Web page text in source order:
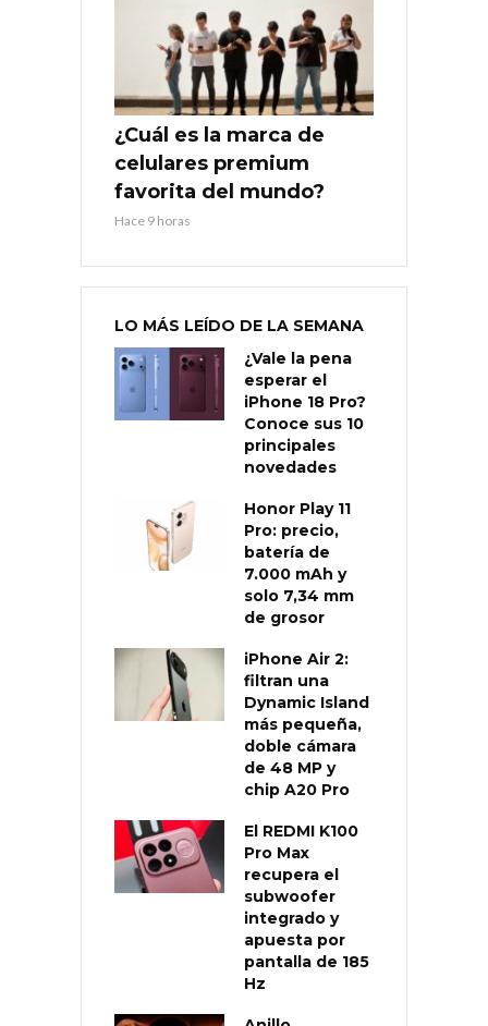
¿Cuál es la marca de
celulares premium
favorita del mundo?
Hace 9 horas
LO MÁS LEÍDO DE LA SEMANA
¿Vale la pena
esperar el
iPhone 18 Pro?
Conoce sus 10
principales
novedades
Honor Play 11
Pro: precio,
batería de
7.000 mAh y
solo 7,34 mm
de grosor
iPhone Air 2:
filtran una
Dynamic Island
más pequeña,
doble cámara
de 48 MP y
chip A20 Pro
El REDMI K100
Pro Max
recupera el
subwoofer
integrado y
apuesta por
pantalla de 185
Hz